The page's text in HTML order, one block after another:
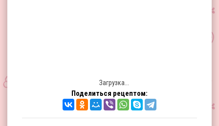
Загрузка...
Поделиться рецептом: